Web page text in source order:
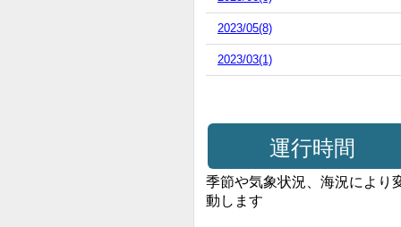
2023/05(8)
2023/03(1)
運行時間
季節や気象状況、海況により
動します